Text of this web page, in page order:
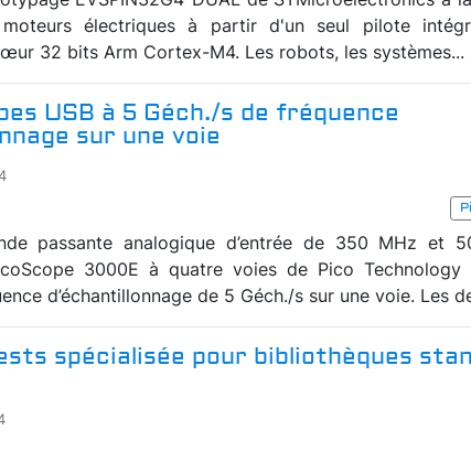
électriques à partir d'un seul pilote
32 bits Arm Cortex-M4. Les robots, les systèmes...
USB à 5 Géch./s de fréquence
sur une voie
passante analogique d’entrée de 350 MHz et
3000E à quatre voies de Pico Technology
d’échantillonnage de 5 Géch./s sur une voie. Les
spécialisée pour bibliothèques